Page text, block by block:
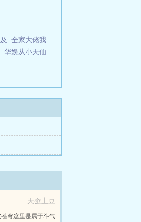
全家大佬我
华娱从小天仙
天蚕土豆
苍穹这里是属于斗气